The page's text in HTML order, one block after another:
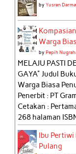
byYusran
Warga
byPepih
MELAJU PASTI
GAYA" Judul
Warga Biasa
Penerbit : PT
Cetakan :
268 halaman
Ibu Pertiwi
Pulang